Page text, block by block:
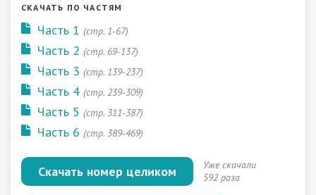
СКАЧАТЬ ПО ЧАСТЯМ
Часть 1 (стр. 1-67)
Часть 2 (стр. 69-137)
Часть 3 (стр. 139-237)
Часть 4 (стр. 239-309)
Часть 5 (стр. 311-387)
Часть 6 (стр. 389-469)
Скачать номер целиком
Уже скачали
592 раза